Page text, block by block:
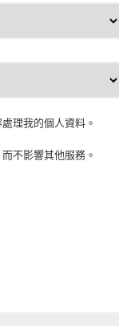
理我的個人資料。
不影響其他服務。